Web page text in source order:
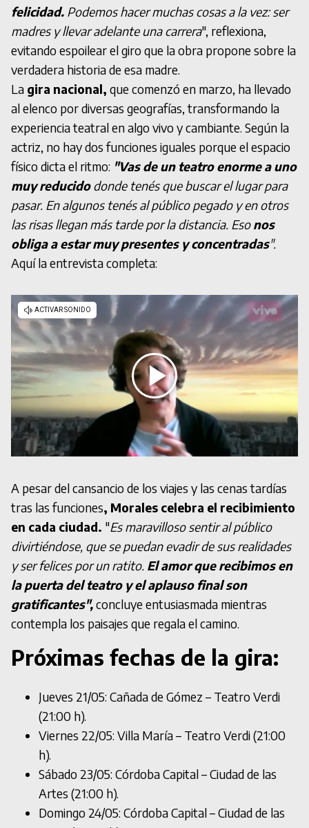
felicidad. Podemos hacer muchas cosas a la vez: ser
madres y llevar adelante una carrera", reflexiona,
evitando espoilear el giro que la obra propone sobre la
verdadera historia de esa madre.
La gira nacional, que comenzó en marzo, ha llevado
al elenco por diversas geografías, transformando la
experiencia teatral en algo vivo y cambiante. Según la
actriz, no hay dos funciones iguales porque el espacio
físico dicta el ritmo: "Vas de un teatro enorme a uno
muy reducidodonde tenés que buscar el lugar para
pasar. En algunos tenés al público pegado y en otros
las risas llegan más tarde por la distancia. Esonos
obliga a estar muy presentes y concentradas".
Aquí la entrevista completa:
A pesar del cansancio de los viajes y las cenas tardías
tras las funciones, Morales celebra el recibimiento
en cada ciudad. "Es maravilloso sentir al público
divirtiéndose, que se puedan evadir de sus realidades
y ser felices por un ratito. El amor que recibimos en
la puerta del teatro y el aplauso final son
gratificantes",concluye entusiasmada mientras
contempla los paisajes que regala el camino.
Próximas fechas de la gira:
Jueves 21/05: Cañada de Gómez – Teatro Verdi
(21:00 h).
Viernes 22/05: Villa María – Teatro Verdi (21:00
h).
Sábado 23/05: Córdoba Capital – Ciudad de las
Artes (21:00 h).
Domingo 24/05: Córdoba Capital – Ciudad de las